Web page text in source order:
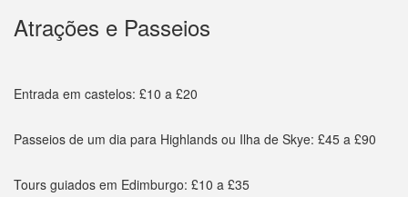
Atrações e Passeios
Entrada em castelos: £10 a £20
Passeios de um dia para Highlands ou Ilha de Skye: £45 a £90
Tours guiados em Edimburgo: £10 a £35